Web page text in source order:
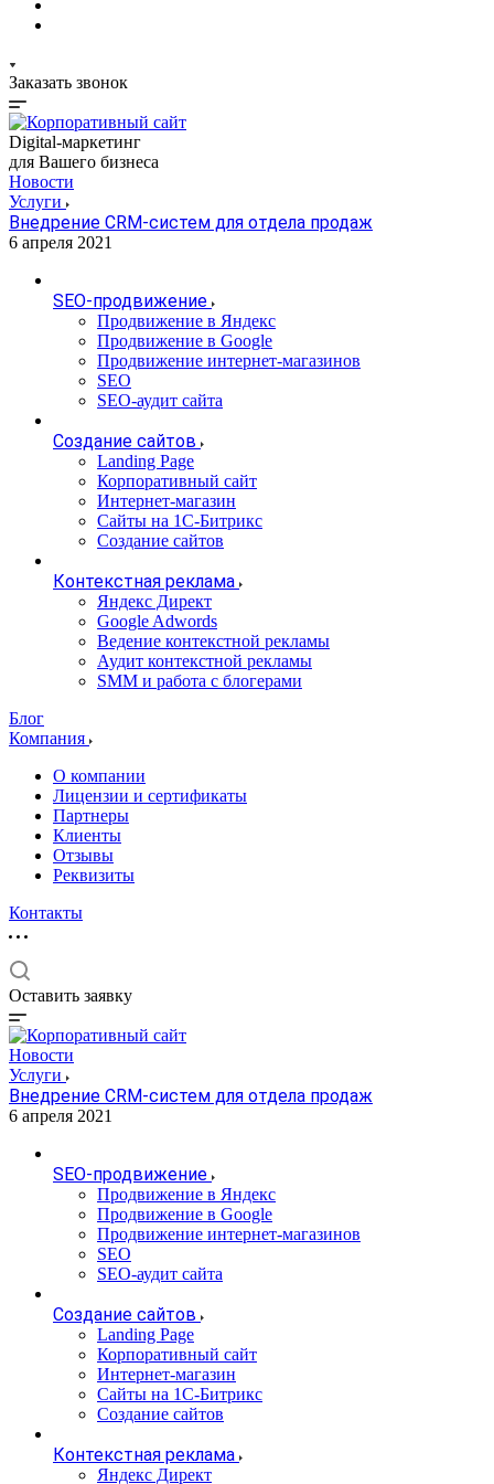
Заказать звонок
Digital-маркетинг
для Вашего бизнеса
Новости
Услуги
Внедрение CRM-систем для отдела продаж
6 апреля 2021
SEO-продвижение
Продвижение в Яндекс
Продвижение в Google
Продвижение интернет-магазинов
SEO
SEO-аудит сайта
Создание сайтов
Landing Page
Корпоративный сайт
Интернет-магазин
Сайты на 1С-Битрикс
Создание сайтов
Контекстная реклама
Яндекс Директ
Google Adwords
Ведение контекстной рекламы
Аудит контекстной рекламы
SMM и работа с блогерами
Блог
Компания
О компании
Лицензии и сертификаты
Партнеры
Клиенты
Отзывы
Реквизиты
Контакты
Оставить заявку
Новости
Услуги
Внедрение CRM-систем для отдела продаж
6 апреля 2021
SEO-продвижение
Продвижение в Яндекс
Продвижение в Google
Продвижение интернет-магазинов
SEO
SEO-аудит сайта
Создание сайтов
Landing Page
Корпоративный сайт
Интернет-магазин
Сайты на 1С-Битрикс
Создание сайтов
Контекстная реклама
Яндекс Директ